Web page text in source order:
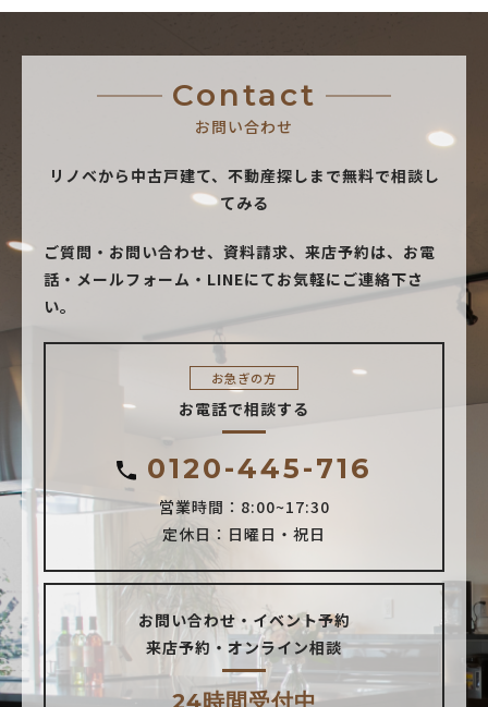
Contact
お問い合わせ
リノベから中古戸建て、不動産探しまで無料で相談し
てみる
ご質問・お問い合わせ、資料請求、来店予約は、 お電
話・メールフォーム・LINEにてお気軽にご連絡下さ
い。
お急ぎの方
お電話で相談する
0120-445-716
営業時間：8:00~17:30
定休日：日曜日・祝日
お問い合わせ・イベント予約
来店予約・オンライン相談